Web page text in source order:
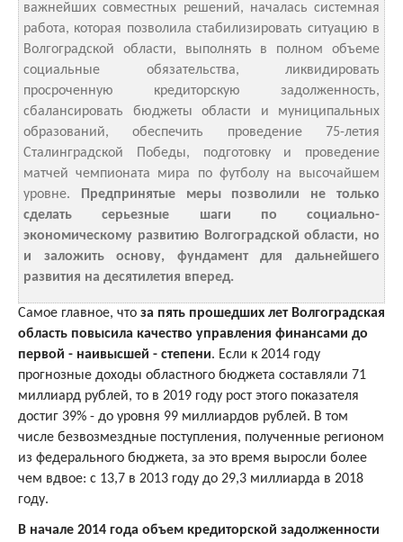
важнейших совместных решений, началась системная
работа, которая позволила стабилизировать ситуацию в
Волгоградской области, выполнять в полном объеме
социальные обязательства, ликвидировать
просроченную кредиторскую задолженность,
сбалансировать бюджеты области и муниципальных
образований, обеспечить проведение 75-летия
Сталинградской Победы, подготовку и проведение
матчей чемпионата мира по футболу на высочайшем
уровне. Предпринятые меры позволили не только
сделать серьезные шаги по социально-
экономическому развитию Волгоградской области, но
и заложить основу, фундамент для дальнейшего
развития на десятилетия вперед.
Самое главное, что за пять прошедших лет Волгоградская
область повысила качество управления финансами до
первой - наивысшей - степени. Если к 2014 году
прогнозные доходы областного бюджета составляли 71
миллиард рублей, то в 2019 году рост этого показателя
достиг 39% - до уровня 99 миллиардов рублей. В том
числе безвозмездные поступления, полученные регионом
из федерального бюджета, за это время выросли более
чем вдвое: с 13,7 в 2013 году до 29,3 миллиарда в 2018
году.
В начале 2014 года объем кредиторской задолженности